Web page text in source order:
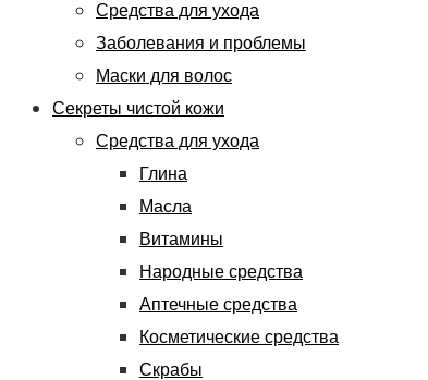
Средства для ухода
Заболевания и проблемы
Маски для волос
Секреты чистой кожи
Средства для ухода
Глина
Масла
Витамины
Народные средства
Аптечные средства
Косметические средства
Скрабы